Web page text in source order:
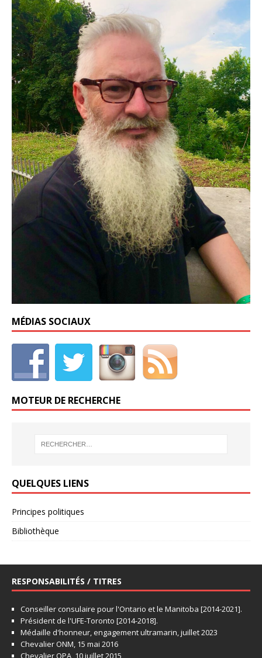
MÉDIAS SOCIAUX
MOTEUR DE RECHERCHE
QUELQUES LIENS
Principes politiques
Bibliothèque
RESPONSABILITÉS / TITRES
Conseiller consulaire pour l'Ontario et le Manitoba [2014-2021].
Président de l'UFE-Toronto [2014-2018].
Médaille d'honneur, engagement ultramarin, juillet 2023
Chevalier ONM, 15 mai 2016